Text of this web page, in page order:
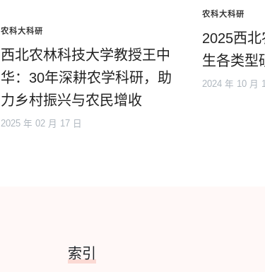
农科大科研
西北农林科技大学教授王中
华：30年深耕农学科研，助
力乡村振兴与农民增收
2025 年 02 月 17 日
农科大科研
2025西
生各类型
2024 年 10 月
索引